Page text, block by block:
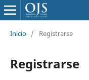
Inicio / Registrarse
Registrarse